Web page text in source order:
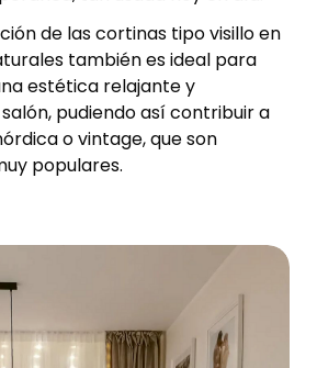
de las cortinas tipo visillo en
también es ideal para
estética relajante y
pudiendo así contribuir a
o vintage, que son
populares.